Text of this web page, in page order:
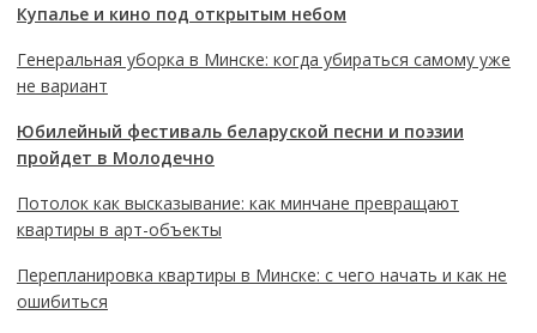
Купалье и кино под открытым небом
Генеральная уборка в Минске: когда убираться самому уже
не вариант
Юбилейный фестиваль беларуской песни и поэзии
пройдет в Молодечно
Потолок как высказывание: как минчане превращают
квартиры в арт-объекты
Перепланировка квартиры в Минске: с чего начать и как не
ошибиться